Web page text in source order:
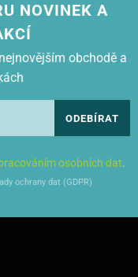
NOVINEK A
obchodě a
ODEBÍRAT
osobních dat.
ochrany dat (GDPR)